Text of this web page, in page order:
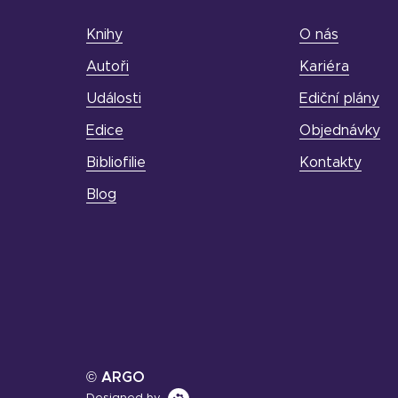
Knihy
Autoři
Události
Edice
Bibliofilie
Blog
O nás
Kariéra
Ediční plány
Objednávky
Kontakty
© ARGO